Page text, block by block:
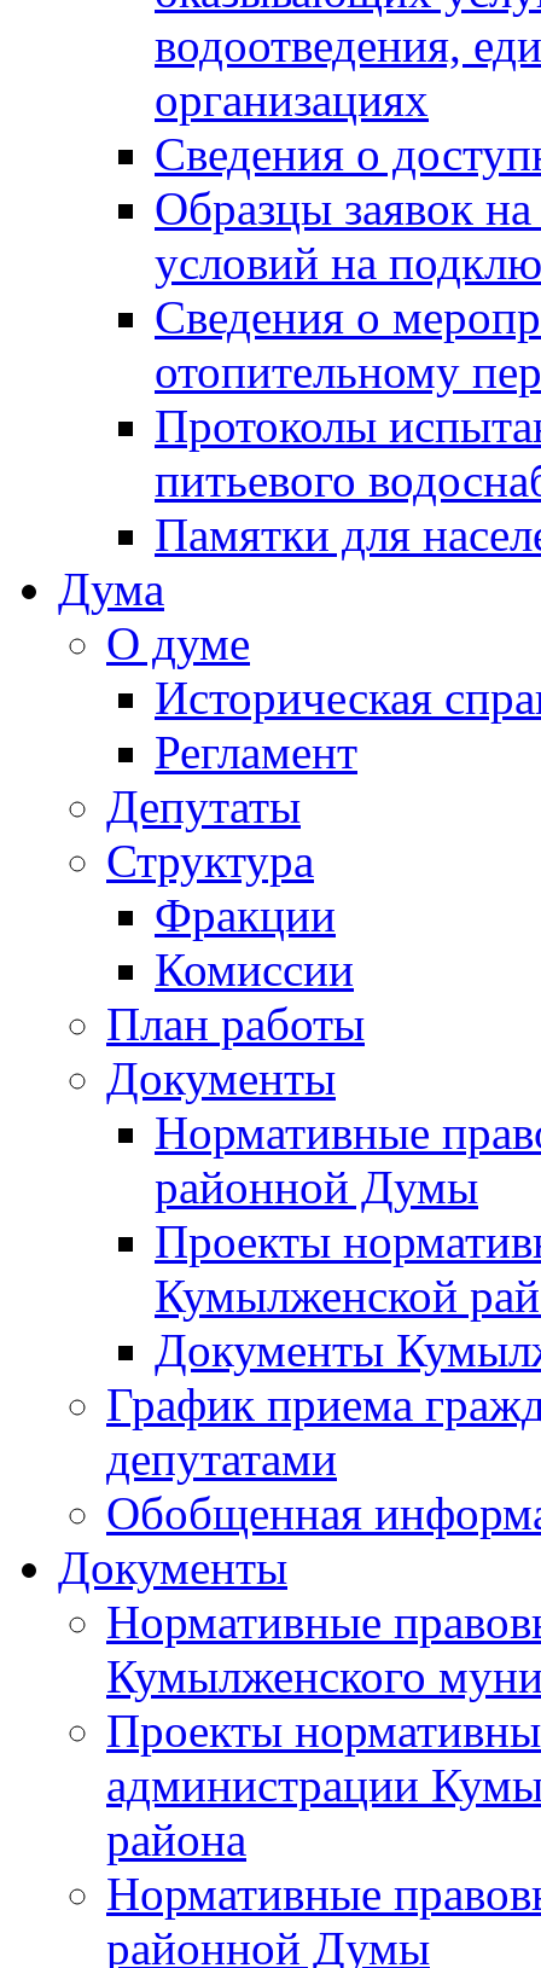
водоотведения,
организациях
Сведения о
Образцы заявок
условий на
Сведения о
отопительному
Протоколы
питьевого
Памятки для
Дума
О думе
Историческая
Регламент
Депутаты
Структура
Фракции
Комиссии
План работы
Документы
Нормативные
районной Думы
Проекты
Кумылженской
Документы
График приема
депутатами
Обобщенная
Документы
Нормативные
Кумылженского
Проекты
администрации
района
Нормативные
районной Думы